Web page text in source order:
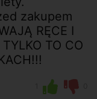
zakupem
RĘCE I
TO CO